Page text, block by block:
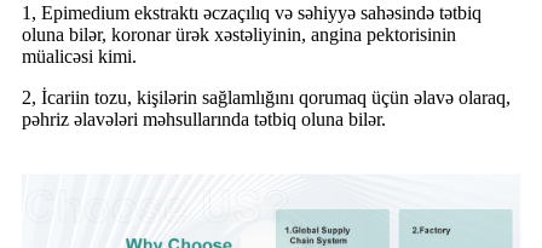
1, Epimedium ekstraktı əczaçılıq və səhiyyə sahəsində tətbiq
oluna bilər, koronar ürək xəstəliyinin, angina pektorisinin
müalicəsi kimi.
2, İcariin tozu, kişilərin sağlamlığını qorumaq üçün əlavə olaraq,
pəhriz əlavələri məhsullarında tətbiq oluna bilər.